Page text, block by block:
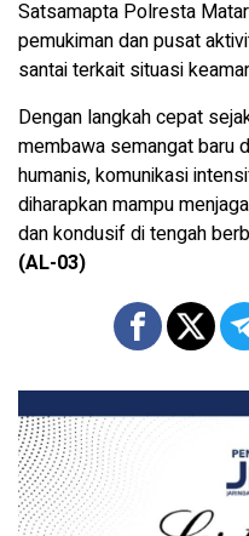
Satsamapta Polresta
pemukiman dan pusat
santai terkait situasi
Dengan langkah cepat
membawa semangat baru
humanis, komunikasi
diharapkan mampu
dan kondusif di tengah
(AL-03)